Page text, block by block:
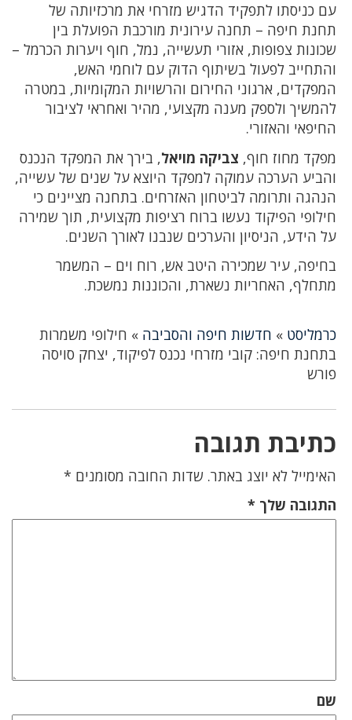
עם כניסתו לתפקיד הדגיש מזרחי את מרכזיותה של
תחנת חיפה – תחנה עירונית מורכבת הפועלת בין
שכונות צפופות, אזורי תעשייה, נמל, חוף ויערות הכרמל –
והתחייב לפעול בשיתוף הדוק עם לוחמי האש,
המפקדים, ארגוני החירום והרשויות המקומיות, במטרה
להמשיך ולספק מענה מקצועי, מהיר ואחראי לציבור
החיפאי והאזורי.
מפקד מחוז חוף, צביקה מויאל, בירך את המפקד הנכנס
והביע הערכה עמוקה למפקד היוצא על שנים של עשייה,
הנהגה ותרומה לביטחון האזרחים. בתחנה מציינים כי
חילופי הפיקוד נעשו ברוח רציפות מקצועית, תוך שמירה
על הידע, הניסיון והערכים שנבנו לאורך השנים.
בחיפה, עיר שמכירה היטב אש, רוח וים – המשמר
מתחלף, האחריות נשארת, והכוננות נמשכת.
כרמליסט » חדשות חיפה והסביבה » חילופי משמרות
בתחנת חיפה: קובי מזרחי נכנס לפיקוד, יצחק סויסה
פורש
כתיבת תגובה
האימייל לא יוצג באתר. שדות החובה מסומנים *
התגובה שלך *
שם